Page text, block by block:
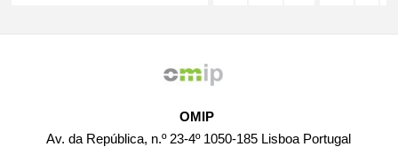
OMIP
Av. da República, n.º 23-4º 1050-185 Lisboa Portugal